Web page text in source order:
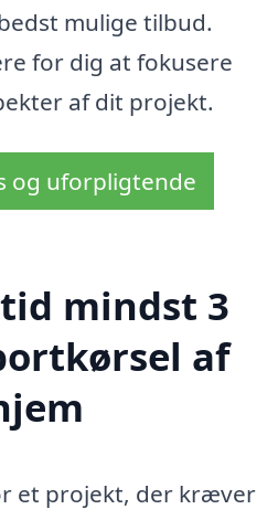
mulige tilbud.
for dig at fokusere
af dit projekt.
og uforpligtende
mindst 3
af
et projekt, der kræver